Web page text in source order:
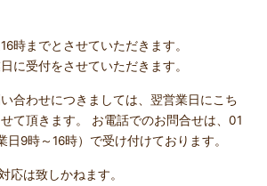
時までとさせていただきます。
に受付をさせていただきます。
合わせにつきましては、翌営業日にこち
て頂きます。 お電話でのお問合せは、01
9時～16時）で受け付けております。
応は致しかねます。